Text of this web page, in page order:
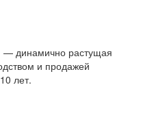
— динамично растущая
и продажей
лет.